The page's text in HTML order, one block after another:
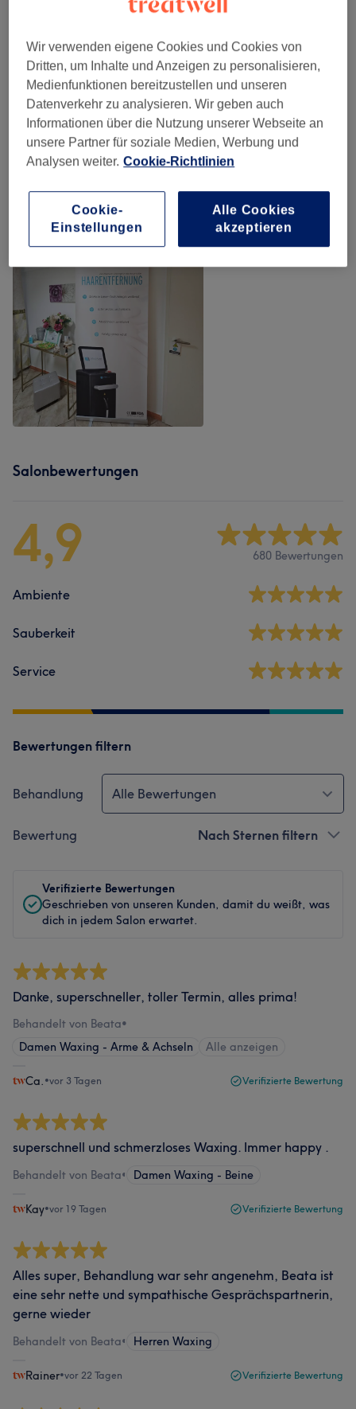
Herren - Waxing (25) ab 17 €
Dauerhafte Haarentfernung (14) ab 50 €
Unsere Arbeit
Salonbewertungen
4,9 680 Bewertungen
Ambiente
Sauberkeit
Service
Bewertungen filtern
Behandlung Alle Bewertungen
Bewertung Nach Sternen filtern
Verifizierte Bewertungen
Geschrieben von unseren Kunden, damit du weißt, was
dich in jedem Salon erwartet.
Danke, superschneller, toller Termin, alles prima!
Behandelt von Beata•
Damen Waxing - Arme & Achseln
Alle anzeigen
Ca. •vor 3 Tagen Verifizierte Bewertung
superschnell und schmerzloses Waxing. Immer happy .
Behandelt von Beata• Damen Waxing - Beine
Kay•vor 19 Tagen Verifizierte Bewertung
Alles super, Behandlung war sehr angenehm, Beata ist
eine sehr nette und sympathische Gesprächspartnerin,
gerne wieder
Behandelt von Beata• Herren Waxing
Rainer•vor 22 Tagen Verifizierte Bewertung
Wir verwenden eigene Cookies und Cookies von
Dritten, um Inhalte und Anzeigen zu personalisieren,
Medienfunktionen bereitzustellen und unseren
Datenverkehr zu analysieren. Wir geben auch
Informationen über die Nutzung unserer Webseite an
unsere Partner für soziale Medien, Werbung und
Analysen weiter. Cookie-Richtlinien
Cookie-
Einstellungen
Alle Cookies
akzeptieren